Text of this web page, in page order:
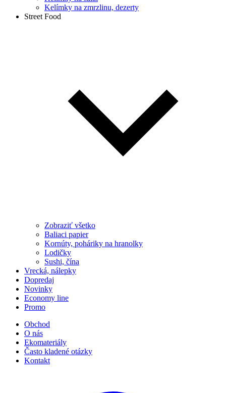
Kelímky na zmrzlinu, dezerty
Street Food
Zobraziť všetko
Baliaci papier
Kornúty, poháriky na hranolky
Lodičky
Sushi, čína
Vrecká, nálepky
Dopredaj
Novinky
Economy line
Promo
Obchod
O nás
Ekomateriály
Často kladené otázky
Kontakt